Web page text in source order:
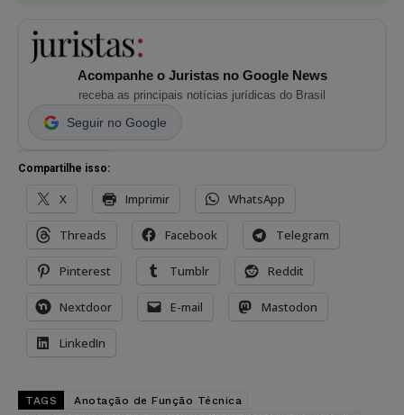
Acompanhe o Juristas no Google News
receba as principais notícias jurídicas do Brasil
Seguir no Google
Compartilhe isso:
X Imprimir WhatsApp
Threads Facebook Telegram
Pinterest Tumblr Reddit
Nextdoor E-mail Mastodon
LinkedIn
TAGS
Anotação de Função Técnica